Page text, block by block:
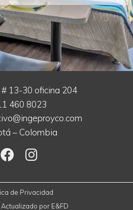
13-30 oficina 204
460 8023
– Colombia
de Privacidad
por E&FD